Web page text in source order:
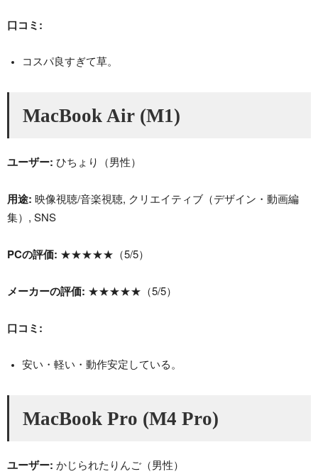
口コミ:
コスパ良すぎて草。
MacBook Air (M1)
ユーザー: ひちょり（男性）
用途: 映像視聴/音楽視聴, クリエイティブ（デザイン・動画編
集）, SNS
PCの評価: ★★★★★（5/5）
メーカーの評価: ★★★★★（5/5）
口コミ:
安い・軽い・動作安定している。
MacBook Pro (M4 Pro)
ユーザー: かじられたりんご（男性）